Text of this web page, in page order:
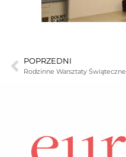
POPRZEDNI
Rodzinne Warsztaty Świąteczne